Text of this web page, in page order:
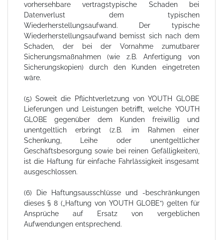
vorhersehbare vertragstypische Schaden bei
Datenverlust dem typischen
Wiederherstellungsaufwand. Der typische
Wiederherstellungsaufwand bemisst sich nach dem
Schaden, der bei der Vornahme zumutbarer
Sicherungsmaßnahmen (wie z.B. Anfertigung von
Sicherungskopien) durch den Kunden eingetreten
wäre.
(5) Soweit die Pflichtverletzung von YOUTH GLOBE
Lieferungen und Leistungen betrifft, welche YOUTH
GLOBE gegenüber dem Kunden freiwillig und
unentgeltlich erbringt (z.B. im Rahmen einer
Schenkung, Leihe oder unentgeltlicher
Geschäftsbesorgung sowie bei reinen Gefälligkeiten),
ist die Haftung für einfache Fahrlässigkeit insgesamt
ausgeschlossen.
(6) Die Haftungsausschlüsse und -beschränkungen
dieses § 8 („Haftung von YOUTH GLOBE“) gelten für
Ansprüche auf Ersatz von vergeblichen
Aufwendungen entsprechend.